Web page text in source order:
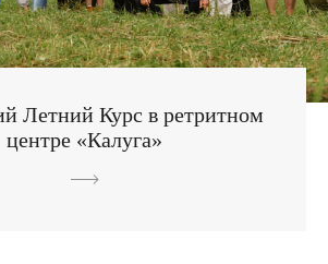
Летний Курс в ретритном
центре «Калуга»